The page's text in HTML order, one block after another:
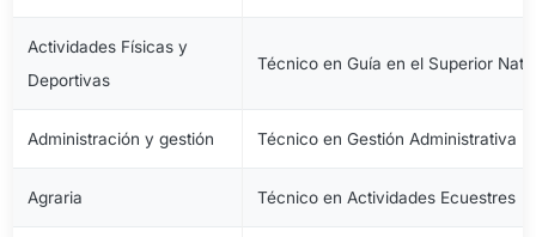
Actividades Físicas y
Deportivas
Técnico en Guía en el Superior
Administración y gestión Técnico en Gestión Administrativa
Agraria Técnico en Actividades Ecuestres